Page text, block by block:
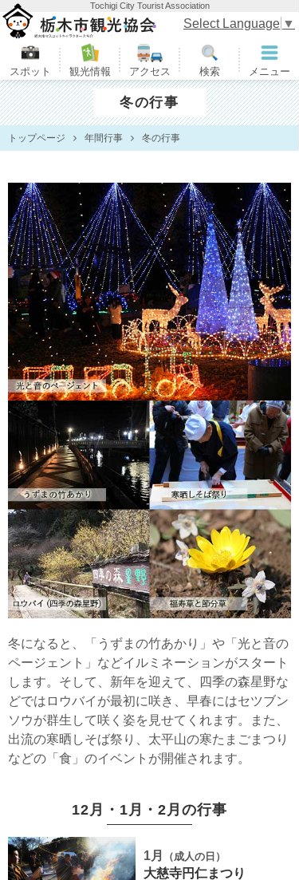
Tochigi City Tourist Association
栃木市観光協会
スポット 観光情報 アクセス 検索 メニュー
Select Language ▼
冬の行事
トップページ 年間行事 冬の行事
冬になると、「うずまの竹あかり」や「光と音の
ページェント」などイルミネーションがスタート
します。そして、新年を迎えて、四季の森星野な
どではロウバイが最初に咲き、早春にはセツブン
ソウが群生して咲く姿を見せてくれます。また、
出流の寒晒しそば祭り、太平山の寒たまごまつり
などの「食」のイベントが開催されます。
12月・1月・2月の行事
1月 （成人の日）
大慈寺円仁まつり